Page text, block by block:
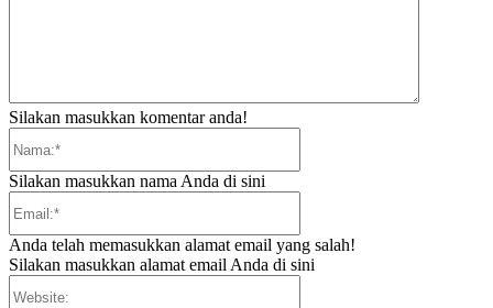
Silakan masukkan komentar anda!
Silakan masukkan nama Anda di sini
Anda telah memasukkan alamat email yang salah!
Silakan masukkan alamat email Anda di sini